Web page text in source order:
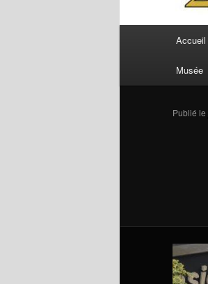
Accueil
Musée
Publié le